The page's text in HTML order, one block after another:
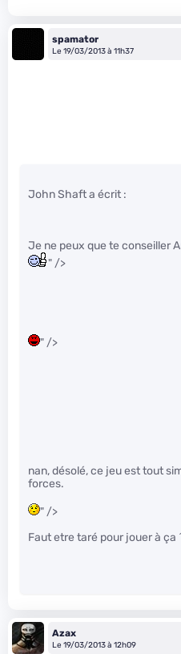
spamator
Le 19/03/2013 à 11h37
John Shaft a écrit :
Je ne peux que te conseiller
" />
" />
nan, désolé, ce jeu est tout
forces.
" />
Faut etre taré pour jouer à ça
Azax
Le 19/03/2013 à 12h09